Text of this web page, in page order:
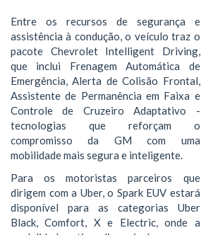
Entre os recursos de segurança e
assistência à condução, o veículo traz o
pacote Chevrolet Intelligent Driving,
que inclui Frenagem Automática de
Emergência, Alerta de Colisão Frontal,
Assistente de Permanência em Faixa e
Controle de Cruzeiro Adaptativo -
tecnologias que reforçam o
compromisso da GM com uma
mobilidade mais segura e inteligente.
Para os motoristas parceiros que
dirigem com a Uber, o Spark EUV estará
disponível para as categorias Uber
Black, Comfort, X e Electric, onde a